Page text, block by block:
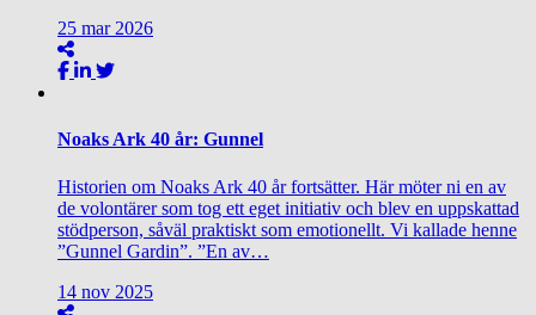
25 mar 2026
Noaks Ark 40 år: Gunnel
Historien om Noaks Ark 40 år fortsätter. Här möter ni en av
de volontärer som tog ett eget initiativ och blev en uppskattad
stödperson, såväl praktiskt som emotionellt. Vi kallade henne
”Gunnel Gardin”. ”En av…
14 nov 2025